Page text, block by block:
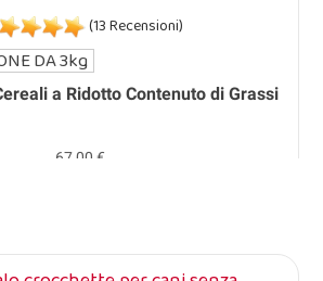
a Ridotto Contenuto di Grassi
(13 Recensioni)
67,00 €
DA 3kg